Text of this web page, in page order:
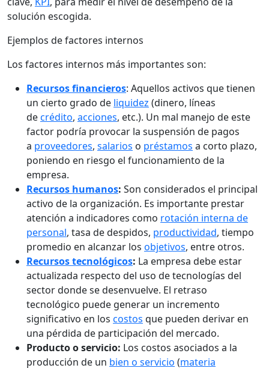
solución escogida.
Ejemplos de factores internos
Los factores internos más importantes son:
Recursos financieros: Aquellos activos que tienen
un cierto grado de liquidez (dinero, líneas
decrédito, acciones, etc.). Un mal manejo de este
factor podría provocar la suspensión de pagos
a proveedores, salarios o préstamos a corto plazo,
poniendo en riesgo el funcionamiento de la
empresa.
Recursos humanos: Son considerados el principal
activo de la organización. Es importante prestar
atención a indicadores como rotación interna de
personal, tasa de despidos, productividad, tiempo
promedio en alcanzar los objetivos, entre otros.
Recursos tecnológicos: La empresa debe estar
actualizada respecto del uso de tecnologías del
sector donde se desenvuelve. El retraso
tecnológico puede generar un incremento
significativo en los costos que pueden derivar en
una pérdida de participación del mercado.
Producto o servicio: Los costos asociados a la
producción de un bien o servicio (materia